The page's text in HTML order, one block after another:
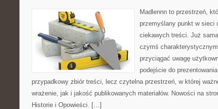
Madlennn to przestrzeń,
przemyślany punkt w sieci
ciekawych treści. Już
czymś
przyciągać uwagę
podejście do
przypadkowy zbiór treści, lecz czytelna przestrzeń, w której
wrażenie, jak i jakość publikowanych materiałów. Nowości na
Historie i Opowieści. […]